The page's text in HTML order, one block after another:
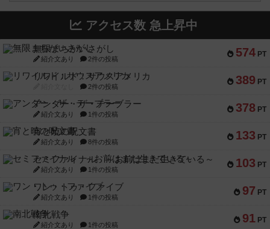
アクセス数 急上昇中
574 PT
無限まちがいさがし
紹介文あり 2件の投稿
389 PT
リワイルド：サウスアメリカ
2件の投稿
378 PT
アンダー・ザ・テーブラー
紹介文あり 1件の投稿
133 PT
宵と暁の呪文書
紹介文あり 8件の投稿
103 PT
セミファイナル ～お前はまだ生きている～
紹介文あり 1件の投稿
97 PT
ワン・トゥ・ファイブ
紹介文あり 1件の投稿
91 PT
南北戦争
紹介文あり 1件の投稿